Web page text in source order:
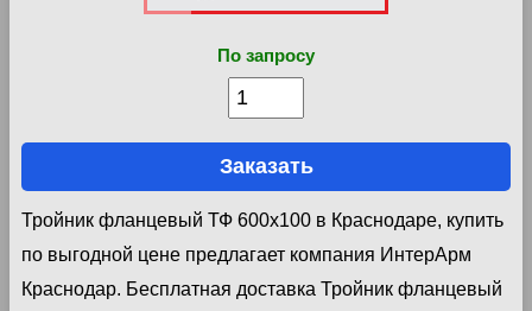
По запросу
Заказать
Тройник фланцевый ТФ 600х100 в Краснодаре, купить
по выгодной цене предлагает компания ИнтерАрм
Краснодар. Бесплатная доставка Тройник фланцевый